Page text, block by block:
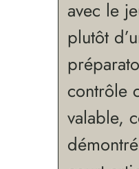
avec le
plutôt
contrôle
valable,